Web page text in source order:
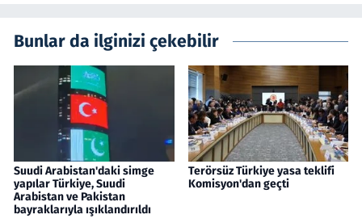
Bunlar da ilginizi çekebilir
Suudi Arabistan'daki simge
yapılar Türkiye, Suudi
Arabistan ve Pakistan
bayraklarıyla ışıklandırıldı
Terörsüz Türkiye yasa teklifi
Komisyon'dan geçti